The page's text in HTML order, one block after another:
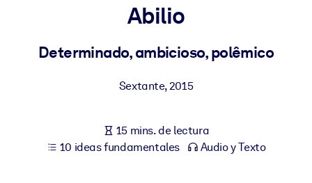
Para LMS/LXP
obtener mejores resultados de aprendizaje.
Enriquezca su biblioteca corporativa con conocimientos
empresariales confiables y listos para usar.
Abilio
Determinado, ambicioso, polêmico
Sextante,2015
15 mins. de lectura
10 ideas fundamentales
Audio y Texto